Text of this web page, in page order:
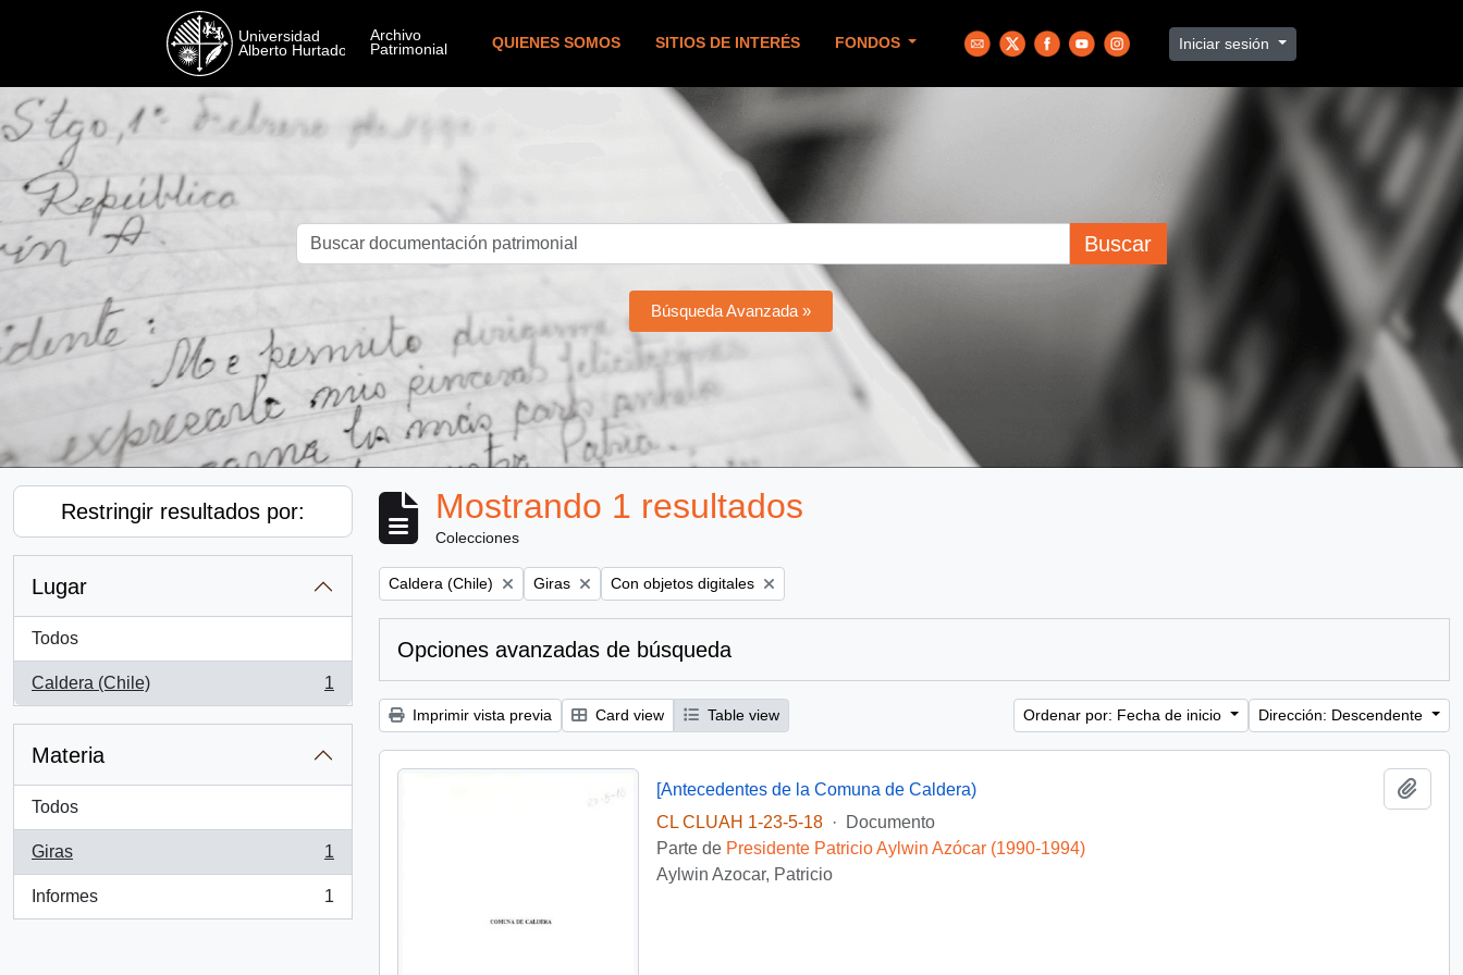
QUIENES SOMOS SITIOS DE INTERÉS FONDOS Iniciar sesión
Buscar
Búsqueda Avanzada »
Restringir resultados por:
Lugar
Todos
Caldera (Chile)
, 1 resultados
1
Materia
Todos
Giras
, 1 resultados
1
Informes
, 1 resultados
1
Mostrando 1 resultados
Colecciones
Remove filter:
Caldera (Chile) Remove filter:
Giras Remove filter:
Con objetos digitales
Opciones avanzadas de búsqueda
Imprimir vista previa Card view Table view Ordenar por: Fecha de inicio Dirección: Descendente
[Antecedentes de la Comuna de Caldera)
CL CLUAH 1-23-5-18
·
Documento
Parte de Presidente Patricio Aylwin Azócar (1990-1994)
Aylwin Azocar, Patricio